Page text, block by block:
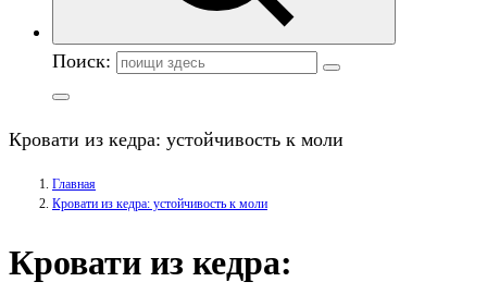
Поиск:
Кровати из кедра: устойчивость к моли
Главная
Кровати из кедра: устойчивость к моли
Кровати из кедра: